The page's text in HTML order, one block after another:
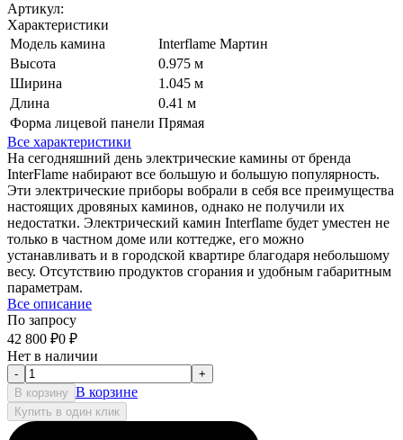
Артикул:
Характеристики
Модель камина
Interflame Мартин
Высота
0.975 м
Ширина
1.045 м
Длина
0.41 м
Форма лицевой панели Прямая
Все характеристики
На сегодняшний день электрические камины от бренда
InterFlame набирают все большую и большую популярность.
Эти электрические приборы вобрали в себя все преимущества
настоящих дровяных каминов, однако не получили их
недостатки. Электрический камин Interflame будет уместен не
только в частном доме или коттедже, его можно
устанавливать и в городской квартире благодаря небольшому
весу. Отсутствию продуктов сгорания и удобным габаритным
параметрам.
Все описание
По запросу
42 800 ₽0 ₽
Нет в наличии
-
+
В корзину В корзине
Купить в один клик